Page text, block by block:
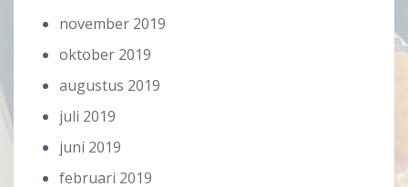
november 2019
oktober 2019
augustus 2019
juli 2019
juni 2019
februari 2019